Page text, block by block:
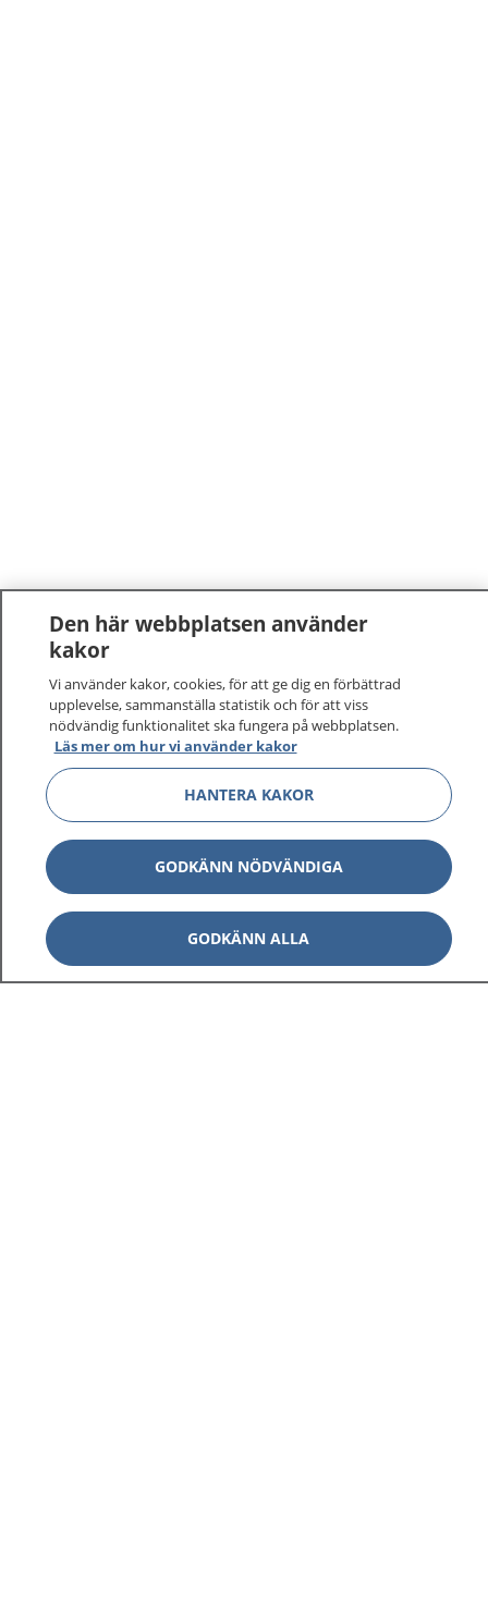
Den här webbplatsen använder
kakor
Vi använder kakor, cookies, för att ge dig en förbättrad
upplevelse, sammanställa statistik och för att viss
nödvändig funktionalitet ska fungera på webbplatsen.
Läs mer om hur vi använder kakor
HANTERA KAKOR
GODKÄNN NÖDVÄNDIGA
GODKÄNN ALLA